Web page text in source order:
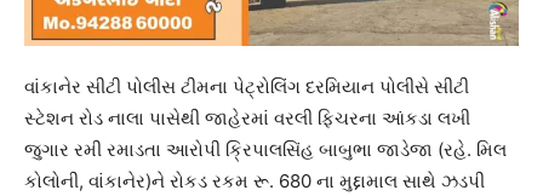
વાંકાનેર સીટી પોલીસ ટીમના પેટ્રોલિંગ દરમિયાન પોલીસે સીટી
સ્ટેશન રોડ નાલા પાસેથી જાહેરમાં વરલી ફિચરના આંકડા લખી
જુગાર રમી રમાડતા આરોપી ક્રિપાલસિંહ બાબુભા જાડેજા (રહે. મિલ
કોલોની, વાંકાનેર)ને રોકડ રકમ રૂ. 680 ના મુદ્દામાલ સાથે ઝડપી